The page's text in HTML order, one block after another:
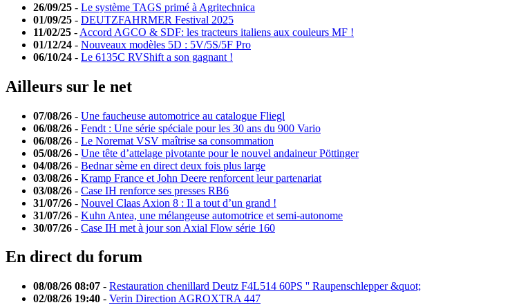
26/09/25 - Le système TAGS primé à Agritechnica
01/09/25 - DEUTZFAHRMER Festival 2025
11/02/25 - Accord AGCO & SDF: les tracteurs italiens aux couleurs MF !
01/12/24 - Nouveaux modèles 5D : 5V/5S/5F Pro
06/10/24 - Le 6135C RVShift a son gagnant !
Ailleurs sur le net
07/08/26 - Une faucheuse automotrice au catalogue Fliegl
06/08/26 - Fendt : Une série spéciale pour les 30 ans du 900 Vario
06/08/26 - Le Noremat VSV maîtrise sa consommation
05/08/26 - Une tête d’attelage pivotante pour le nouvel andaineur Pöttinger
04/08/26 - Bednar sème en direct deux fois plus large
03/08/26 - Kramp France et John Deere renforcent leur partenariat
03/08/26 - Case IH renforce ses presses RB6
31/07/26 - Nouvel Claas Axion 8 : Il a tout d’un grand !
31/07/26 - Kuhn Antea, une mélangeuse automotrice et semi-autonome
30/07/26 - Case IH met à jour son Axial Flow série 160
En direct du forum
08/08/26 08:07 - Restauration chenillard Deutz F4L514 60PS '' Raupenschlepper &quot;
02/08/26 19:40 - Verin Direction AGROXTRA 447